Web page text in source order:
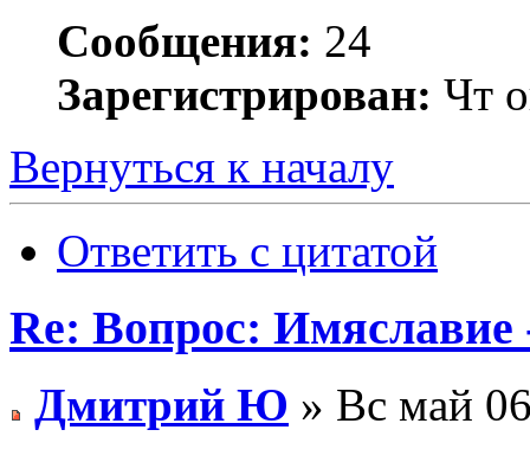
Сообщения: 24
Зарегистрирован: Чт
Вернуться к началу
Ответить с цитатой
Re: Вопрос: Имяславие
Дмитрий Ю » Вс май